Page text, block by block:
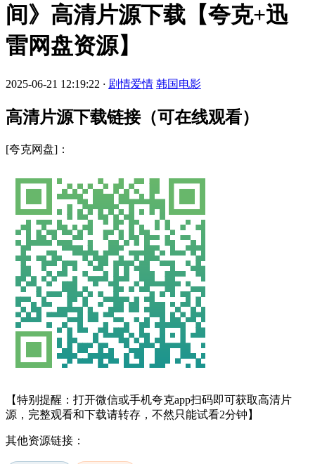
间》高清片源下载【夸克+迅
雷网盘资源】
2025-06-21 12:19:22 · 剧情爱情 韩国电影
高清片源下载链接（可在线观看）
[夸克网盘]：
【特别提醒：打开微信或手机夸克app扫码即可获取高清片
源，完整观看和下载请转存，不然只能试看2分钟】
其他资源链接：